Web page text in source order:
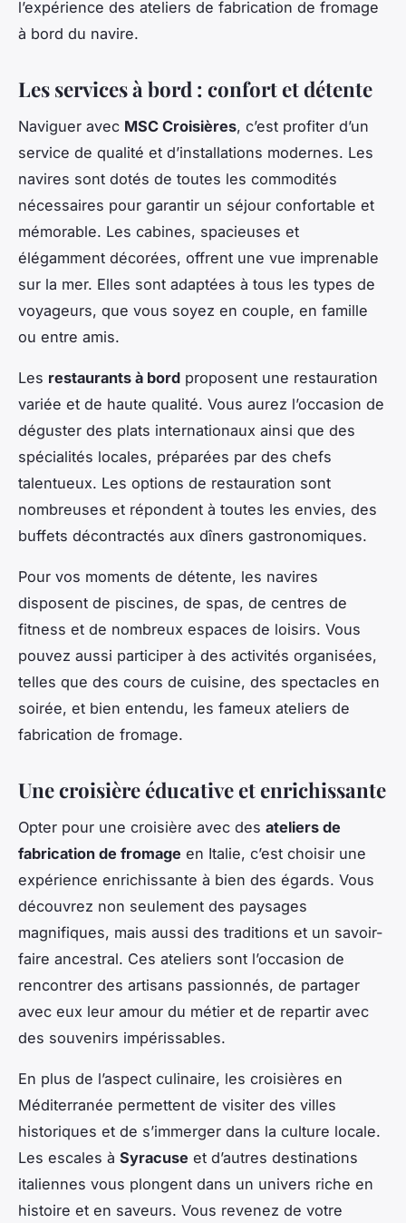
l’expérience des ateliers de fabrication de fromage
à bord du navire.
Les services à bord : confort et détente
Naviguer avec MSC Croisières, c’est profiter d’un
service de qualité et d’installations modernes. Les
navires sont dotés de toutes les commodités
nécessaires pour garantir un séjour confortable et
mémorable. Les cabines, spacieuses et
élégamment décorées, offrent une vue imprenable
sur la mer. Elles sont adaptées à tous les types de
voyageurs, que vous soyez en couple, en famille
ou entre amis.
Les restaurants à bord proposent une restauration
variée et de haute qualité. Vous aurez l’occasion de
déguster des plats internationaux ainsi que des
spécialités locales, préparées par des chefs
talentueux. Les options de restauration sont
nombreuses et répondent à toutes les envies, des
buffets décontractés aux dîners gastronomiques.
Pour vos moments de détente, les navires
disposent de piscines, de spas, de centres de
fitness et de nombreux espaces de loisirs. Vous
pouvez aussi participer à des activités organisées,
telles que des cours de cuisine, des spectacles en
soirée, et bien entendu, les fameux ateliers de
fabrication de fromage.
Une croisière éducative et enrichissante
Opter pour une croisière avec des ateliers de
fabrication de fromage en Italie, c’est choisir une
expérience enrichissante à bien des égards. Vous
découvrez non seulement des paysages
magnifiques, mais aussi des traditions et un savoir-
faire ancestral. Ces ateliers sont l’occasion de
rencontrer des artisans passionnés, de partager
avec eux leur amour du métier et de repartir avec
des souvenirs impérissables.
En plus de l’aspect culinaire, les croisières en
Méditerranée permettent de visiter des villes
historiques et de s’immerger dans la culture locale.
Les escales à Syracuse et d’autres destinations
italiennes vous plongent dans un univers riche en
histoire et en saveurs. Vous revenez de votre